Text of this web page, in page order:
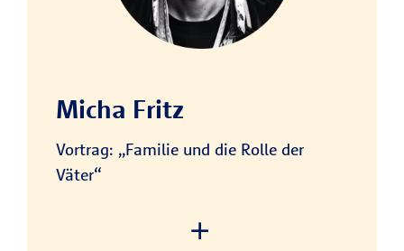
The website owner needs to
setup the site with their CMP
Management Platform
Micha Fritz
Vortrag: „Familie und die Rolle der
Väter“